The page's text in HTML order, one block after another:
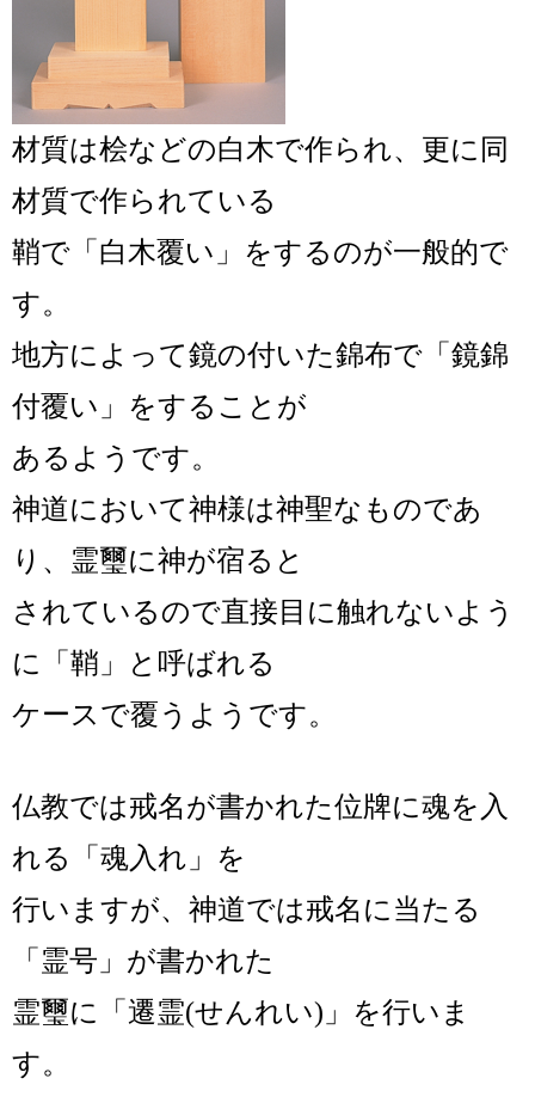
材質は桧などの白木で作られ、更に同
材質で作られている
鞘で「白木覆い」をするのが一般的で
す。
地方によって鏡の付いた錦布で「鏡錦
付覆い」をすることが
あるようです。
神道において神様は神聖なものであ
り、霊璽に神が宿ると
されているので直接目に触れないよう
に「鞘」と呼ばれる
ケースで覆うようです。
仏教では戒名が書かれた位牌に魂を入
れる「魂入れ」を
行いますが、 神道では戒名に当たる
「霊号」が書かれた
霊璽に「遷霊(せんれい)」を行いま
す。